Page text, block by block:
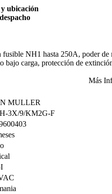
ubicación
fusible NH1 hasta 250A, poder
bajo carga, protección de
Más
MULLER
3X/9/KM2G-F